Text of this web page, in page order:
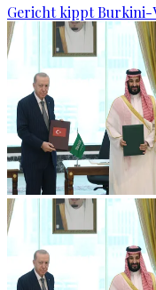
Gericht kippt Burkini-